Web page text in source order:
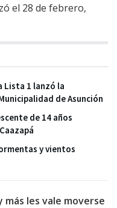
el 28 de febrero,
Lista 1 lanzó la
de Asunción
de 14 años
y vientos
más les vale moverse